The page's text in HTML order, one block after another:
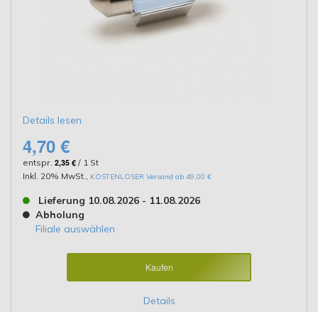
Details lesen
4,70 €
entspr. 2,35 € / 1 St
Inkl. 20% MwSt.
KOSTENLOSER Versand ab 49,00 €
Lieferung 10.08.2026 - 11.08.2026
Abholung
Filiale auswählen
Kaufen
Details